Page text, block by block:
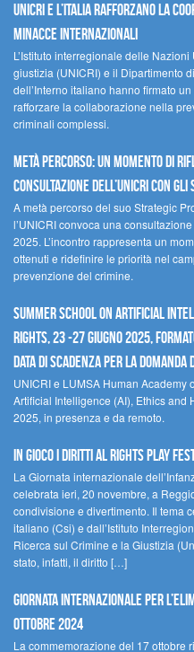
UNICRI e l’Italia rafforzano la
minacce internazionali
L’Istituto interregionale delle
giustizia (UNICRI) e il Dipartimento
dell’Interno italiano hanno firmato
rafforzare la collaborazione nella
criminali complessi.
Metà percorso: un momento di
Consultazione dell’UNICRI con gli
A metà percorso del suo Strategic
l’UNICRI convoca una
2025. L’incontro rappresenta un
ottenuti e ridefinire le priorità nel
prevenzione del crimine.
Summer School on Artificial
Rights, 23 -27 giugno 2025,
Data di scadenza per la
UNICRI e LUMSA Human Academy
Artificial Intelligence (AI), Ethics and
2025, in presenza e da remoto.
In gioco i diritti al Rights Play
La Giornata internazionale
celebrata ieri, 20 novembre, a
condivisione e divertimento. Il tema
italiano (Csi) e dall’Istituto
Ricerca sul Crimine e la Giustizia
stato, infatti, il diritto […]
Giornata internazionale per
ottobre 2024
La commemorazione del 17 ottobre